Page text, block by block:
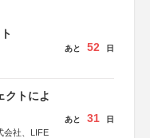
あと 52 日
クトによ
会社、LIFE
あと 31 日